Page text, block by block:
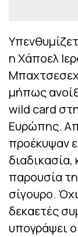
η Χάποελ
μήπως
wild card
Ευρώπης.
προέκυψαν
παρουσία
σίγουρο.
δεκαετές
υπογράψει